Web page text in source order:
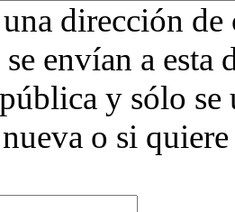
dirección
se envían a
y sólo
o si